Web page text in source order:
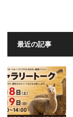
最近の記事